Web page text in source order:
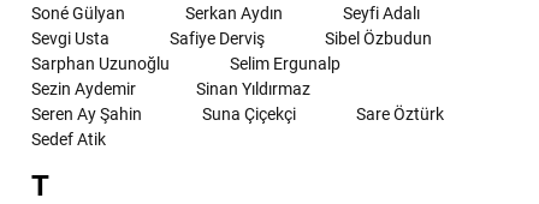
Soné Gülyan Serkan Aydın
Seyfi Adalı
Sevgi Usta
Safiye Derviş
Sibel Özbudun
Sarphan Uzunoğlu
Selim Ergunalp
Sezin Aydemir
Sinan Yıldırmaz
Seren Ay Şahin
Suna Çiçekçi
Sare Öztürk
Sedef Atik
T